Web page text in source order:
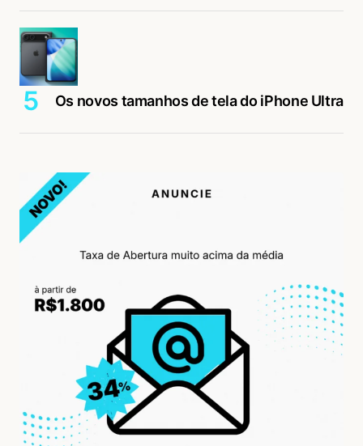
Os novos tamanhos de tela do iPhone Ultra